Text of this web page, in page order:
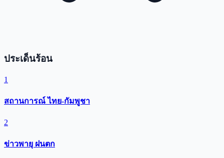
ประเด็นร้อน
1
สถานการณ์ ไทย-กัมพูชา
2
ข่าวพายุ ฝนตก